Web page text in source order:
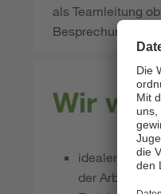
als Teamleitung
Besprechungen
Wir
idealerweise
der Arbeit mit